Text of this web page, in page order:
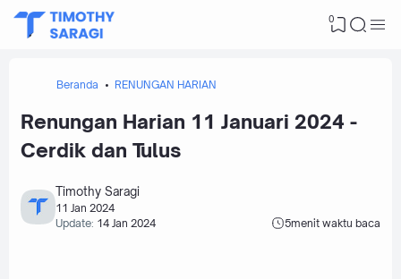
0
Beranda RENUNGAN HARIAN
Renungan Harian 11 Januari 2024 -
Cerdik dan Tulus
Timothy Saragi
11 Jan 2024
Update: 14 Jan 2024 5menit waktu baca